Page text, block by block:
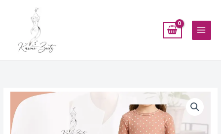
conteúdo
Molde
Pijama
Longo
Malha